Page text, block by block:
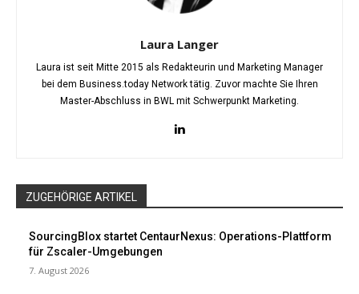
Laura Langer
Laura ist seit Mitte 2015 als Redakteurin und Marketing Manager
bei dem Business.today Network tätig. Zuvor machte Sie Ihren
Master-Abschluss in BWL mit Schwerpunkt Marketing.
ZUGEHÖRIGE ARTIKEL
SourcingBlox startet CentaurNexus: Operations-Plattform
für Zscaler-Umgebungen
7. August 2026